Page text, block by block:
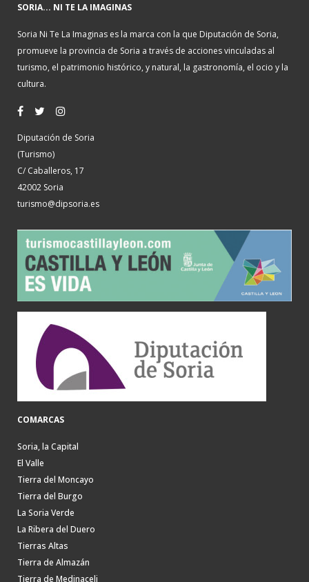
SORIA... NI TE LA IMAGINAS
Soria Ni Te La Imaginas es la marca con la que Diputación de Soria,
promueve la provincia de Soria a través de acciones vinculadas al
turismo, el patrimonio histórico, y natural, la gastronomía, el ocio y la
cultura.
Diputación de Soria
(Turismo)
C/ Caballeros, 17
42002 Soria
turismo@dipsoria.es
COMARCAS
Soria, la Capital
El Valle
Tierra del Moncayo
Tierra del Burgo
La Soria Verde
La Ribera del Duero
Tierras Altas
Tierra de Almazán
Tierra de Medinaceli